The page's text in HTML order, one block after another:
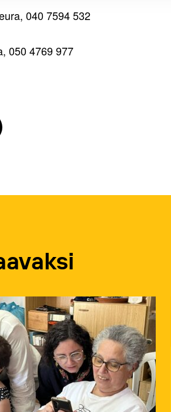
040 7594 532
050 4769 977